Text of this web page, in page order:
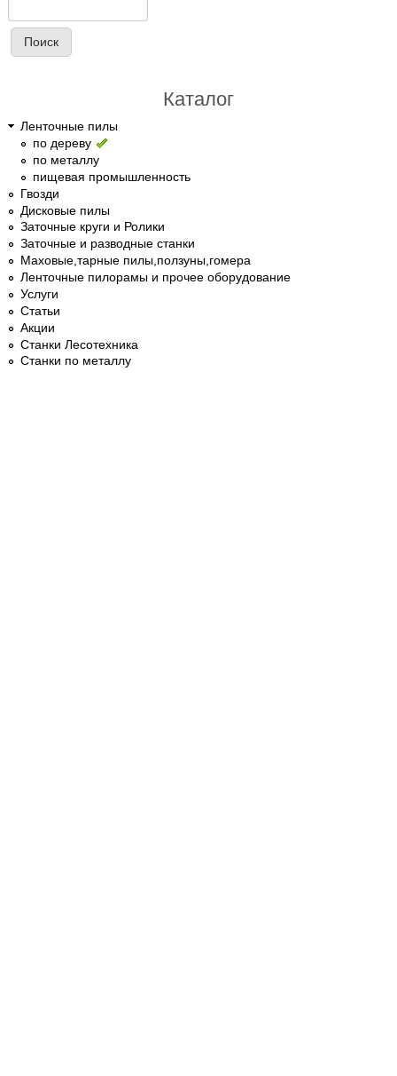
Каталог
Ленточные пилы
по дереву
по металлу
пищевая промышленность
Гвозди
Дисковые пилы
Заточные круги и Ролики
Заточные и разводные станки
Маховые,тарные пилы,ползуны,гомера
Ленточные пилорамы и прочее оборудование
Услуги
Статьи
Акции
Станки Лесотехника
Станки по металлу